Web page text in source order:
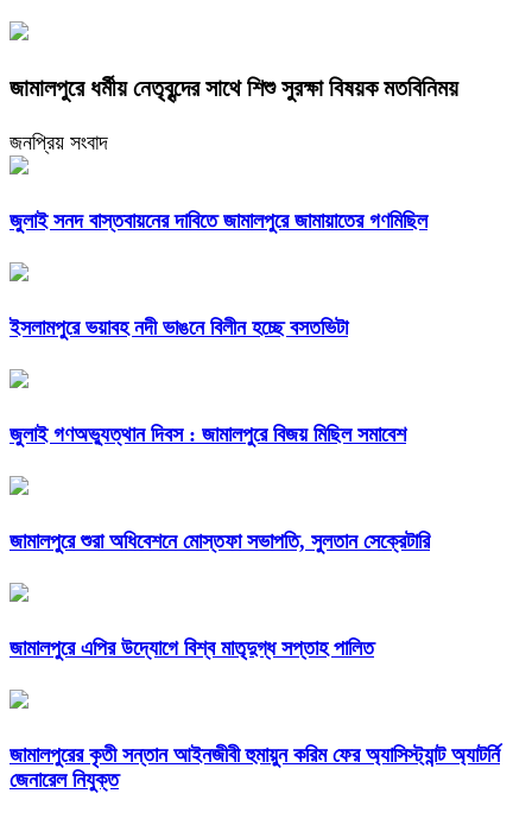
জামালপুরে ধর্মীয় নেতৃবৃন্দের সাথে শিশু সুরক্ষা বিষয়ক মতবিনিময়
জনপ্রিয় সংবাদ
জুলাই সনদ বাস্তবায়নের দাবিতে জামালপুরে জামায়াতের গণমিছিল
ইসলামপুরে ভয়াবহ নদী ভাঙনে বিলীন হচ্ছে বসতভিটা
জুলাই গণঅভ্যুত্থান দিবস : জামালপুরে বিজয় মিছিল সমাবেশ
জামালপুরে শুরা অধিবেশনে মোস্তফা সভাপতি, সুলতান সেক্রেটারি
জামালপুরে এপির উদ্যোগে বিশ্ব মাতৃদুগ্ধ সপ্তাহ পালিত
জামালপুরের কৃতী সন্তান আইনজীবী হুমায়ুন করিম ফের অ্যাসিস্ট্যান্ট অ্যাটর্নি
জেনারেল নিযুক্ত